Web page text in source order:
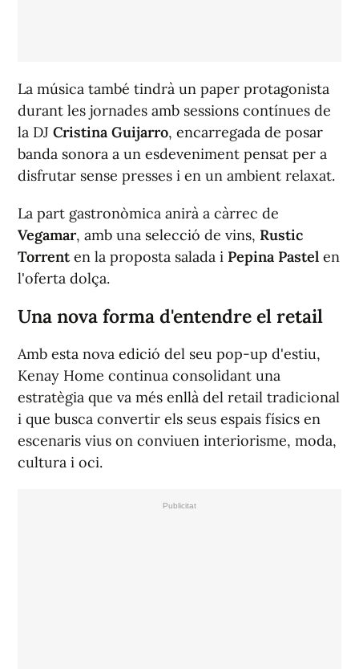
La música també tindrà un paper protagonista
durant les jornades amb sessions contínues de
la DJ Cristina Guijarro, encarregada de posar
banda sonora a un esdeveniment pensat per a
disfrutar sense presses i en un ambient relaxat.
La part gastronòmica anirà a càrrec de
Vegamar, amb una selecció de vins, Rustic
Torrenten la proposta salada i Pepina Pastel en
l'oferta dolça.
Una nova forma d'entendre el retail
Amb esta nova edició del seu pop-up d'estiu,
Kenay Home continua consolidant una
estratègia que va més enllà del retail tradicional
i que busca convertir els seus espais físics en
escenaris vius on conviuen interiorisme, moda,
cultura i oci.